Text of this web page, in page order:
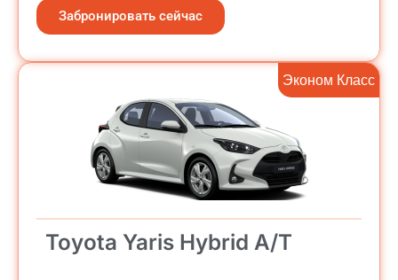
Забронировать сейчас
Эконом Класс
Toyota Yaris Hybrid A/T